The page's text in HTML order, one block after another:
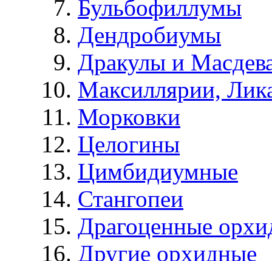
Бульбофиллумы
Дендробиумы
Дракулы и
Максиллярии,
Морковки
Целогины
Цимбидиумные
Стангопеи
Драгоценные
Другие орхидные